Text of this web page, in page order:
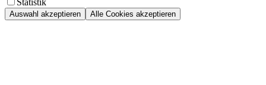
Statistik
Auswahl akzeptieren Alle Cookies akzeptieren